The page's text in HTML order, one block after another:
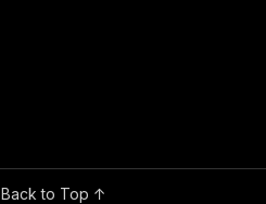
Back to Top ↑